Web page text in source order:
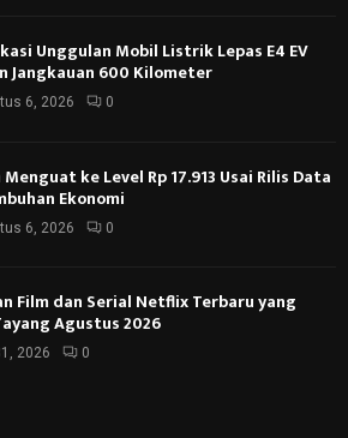
Unggulan Mobil Listrik Lepas E4 EV
Jangkauan 600 Kilometer
6, 2026 0
Menguat ke Level Rp 17.913 Usai Rilis Data
Ekonomi
6, 2026 0
Film dan Serial Netflix Terbaru yang
Agustus 2026
2026 0